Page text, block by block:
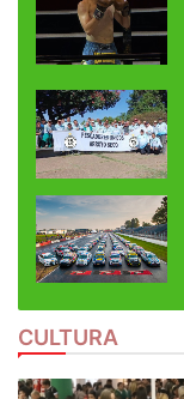
CULTURA